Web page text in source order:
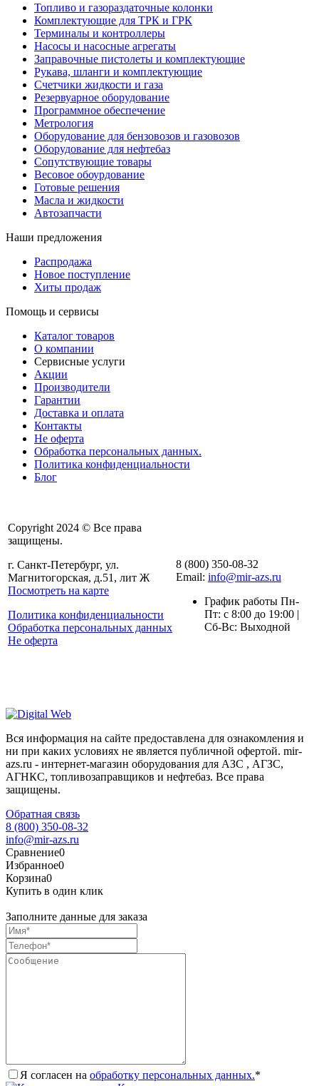
Топливо и газораздаточные колонки
Комплектующие для ТРК и ГРК
Терминалы и контроллеры
Насосы и насосные агрегаты
Заправочные пистолеты и комплектующие
Рукава, шланги и комплектующие
Счетчики жидкости и газа
Резервуарное оборудование
Программное обеспечение
Метрология
Оборудование для бензовозов и газовозов
Оборудование для нефтебаз
Сопутствующие товары
Весовое обоурдование
Готовые решения
Масла и жидкости
Автозапчасти
Наши предложения
Распродажа
Новое поступление
Хиты продаж
Помощь и сервисы
Каталог товаров
О компании
Сервисные услуги
Акции
Производители
Гарантии
Доставка и оплата
Контакты
Не оферта
Обработка персональных данных.
Политика конфиденциальности
Блог
Copyright 2024 © Все права
защищены.
г. Санкт-Петербург, ул.
Магнитогорская, д.51, лит Ж
Посмотреть на карте
Политика конфиденциальности
Обработка персональных данных
Не оферта
8 (800) 350-08-32
Email: info@mir-azs.ru
График работы Пн-
Пт: с 8:00 до 19:00 |
Сб-Вс: Выходной
Вся информация на сайте предоставлена для ознакомления и
ни при каких условиях не является публичной офертой. mir-
azs.ru - интернет-магазин оборудования для АЗС , АГЗС,
АГНКС, топливозаправщиков и нефтебаз. Все права
защищены.
Обратная связь
8 (800) 350-08-32
info@mir-azs.ru
Сравнение0
Избранное0
Корзина0
Купить в один клик
Заполните данные для заказа
Я согласен на обработку персональных данных.*